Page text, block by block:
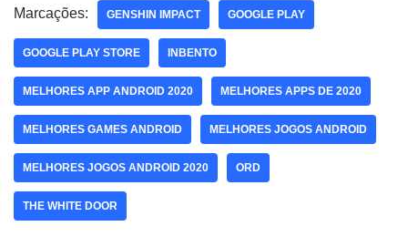
Marcações: GENSHIN IMPACT GOOGLE PLAY
GOOGLE PLAY STORE INBENTO
MELHORES APP ANDROID 2020 MELHORES APPS DE 2020
MELHORES GAMES ANDROID MELHORES JOGOS ANDROID
MELHORES JOGOS ANDROID 2020 ORD
THE WHITE DOOR